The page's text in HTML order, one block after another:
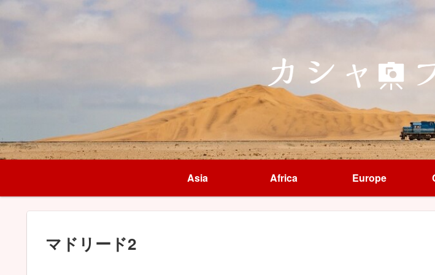
Asia Africa Europe
マドリード2